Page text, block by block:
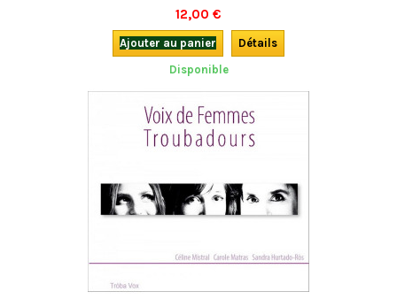
la danse, son jeu est directement inspiré par les caractéristiques de
celui de la cabrette, emblématique instrument auvergnat. Un superbe
album, incontournable !
12,00 €
Ajouter au panier
Détails
Disponible